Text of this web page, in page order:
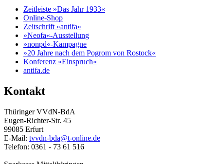
Zeitleiste »Das Jahr 1933«
Online-Shop
Zeitschrift »antifa«
»Neofa«-Ausstellung
»nonpd«-Kampagne
»20 Jahre nach dem Pogrom von Rostock«
Konferenz »Einspruch«
antifa.de
Kontakt
Thüringer VVdN-BdA
Eugen-Richter-Str. 45
99085 Erfurt
E-Mail: tvvdn-bda@t-online.de
Telefon: 0361 - 73 61 516